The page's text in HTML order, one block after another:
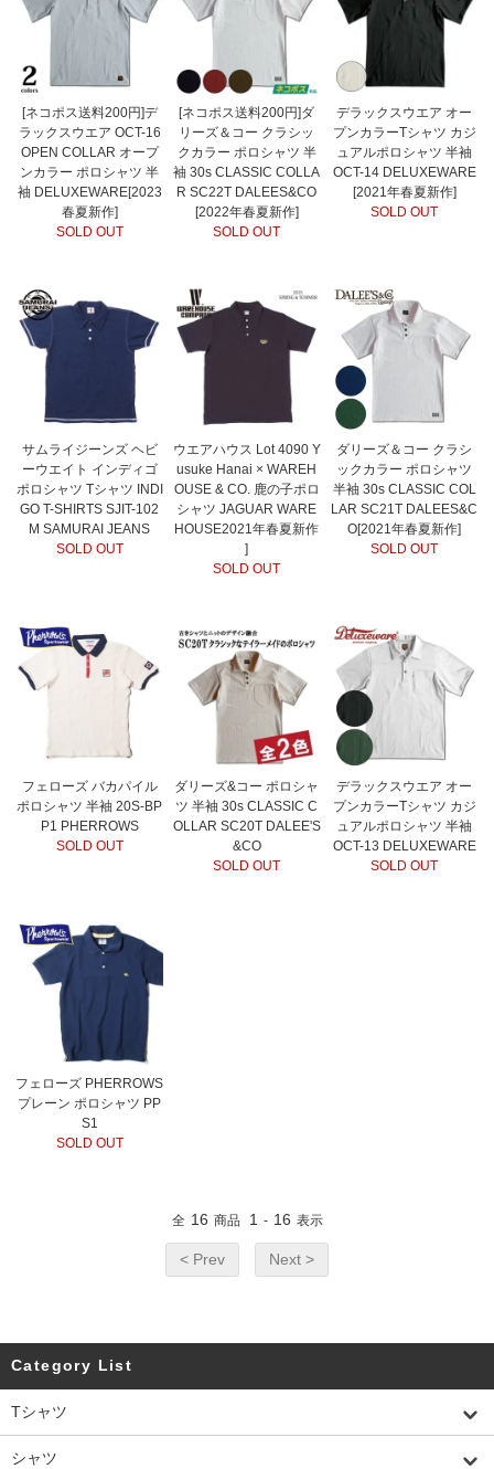
[ネコポス送料200円]デ
ラックスウエア OCT-16
OPEN COLLAR オープ
ンカラー ポロシャツ 半
袖 DELUXEWARE[2023
春夏新作]
SOLD OUT
[ネコポス送料200円]ダ
リーズ＆コー クラシッ
クカラー ポロシャツ 半
袖 30s CLASSIC COLLA
R SC22T DALEES&CO
[2022年春夏新作]
SOLD OUT
デラックスウエア オー
プンカラーTシャツ カジ
ュアルポロシャツ 半袖
OCT-14 DELUXEWARE
[2021年春夏新作]
SOLD OUT
サムライジーンズ ヘビ
ーウエイト インディゴ
ポロシャツ Tシャツ INDI
GO T-SHIRTS SJIT-102
M SAMURAI JEANS
SOLD OUT
ウエアハウス Lot 4090 Y
usuke Hanai × WAREH
OUSE & CO. 鹿の子ポロ
シャツ JAGUAR WARE
HOUSE2021年春夏新作
]
SOLD OUT
ダリーズ＆コー クラシ
ックカラー ポロシャツ
半袖 30s CLASSIC COL
LAR SC21T DALEES&C
O[2021年春夏新作]
SOLD OUT
フェローズ バカパイル
ポロシャツ 半袖 20S-BP
P1 PHERROWS
SOLD OUT
ダリーズ&コー ポロシャ
ツ 半袖 30s CLASSIC C
OLLAR SC20T DALEE'S
&CO
SOLD OUT
デラックスウエア オー
プンカラーTシャツ カジ
ュアルポロシャツ 半袖
OCT-13 DELUXEWARE
SOLD OUT
フェローズ PHERROWS
プレーン ポロシャツ PP
S1
SOLD OUT
全 16 商品 1 - 16 表示
< Prev Next >
Category List
Tシャツ
シャツ